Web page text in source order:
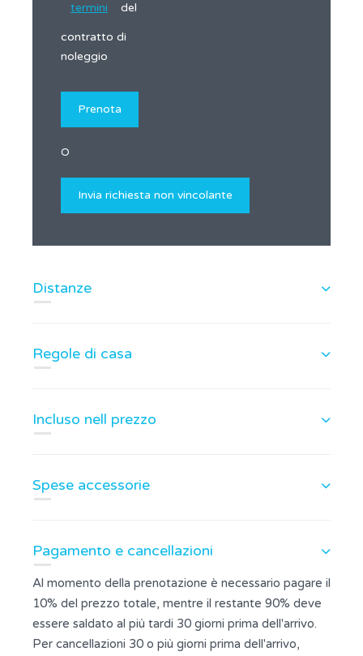
termini del
contratto di
noleggio
O
Distanze
Regole di casa
Incluso nell prezzo
Spese accessorie
Pagamento e cancellazioni
Al momento della prenotazione è necessario pagare il
10% del prezzo totale, mentre il restante 90% deve
essere saldato al più tardi 30 giorni prima dell'arrivo.
Per cancellazioni 30 o più giorni prima dell'arrivo,